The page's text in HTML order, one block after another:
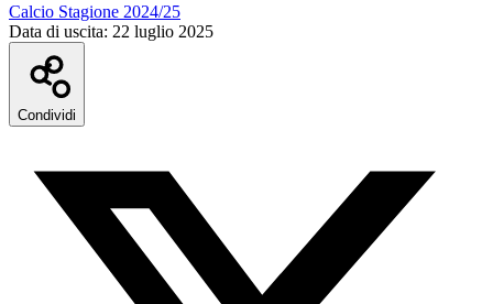
Calcio Stagione 2024/25
Data di uscita: 22 luglio 2025
Condividi